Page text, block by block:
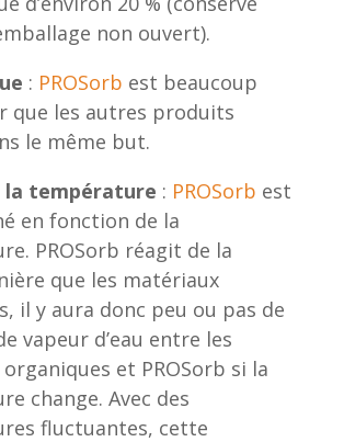
non ouvert).
: PROSorb est beaucoup
que les autres produits
le même but.
la température : PROSorb est
en fonction de la
PROSorb réagit de la
que les matériaux
il y aura donc peu ou pas de
vapeur d’eau entre les
et PROSorb si la
change. Avec des
fluctuantes, cette